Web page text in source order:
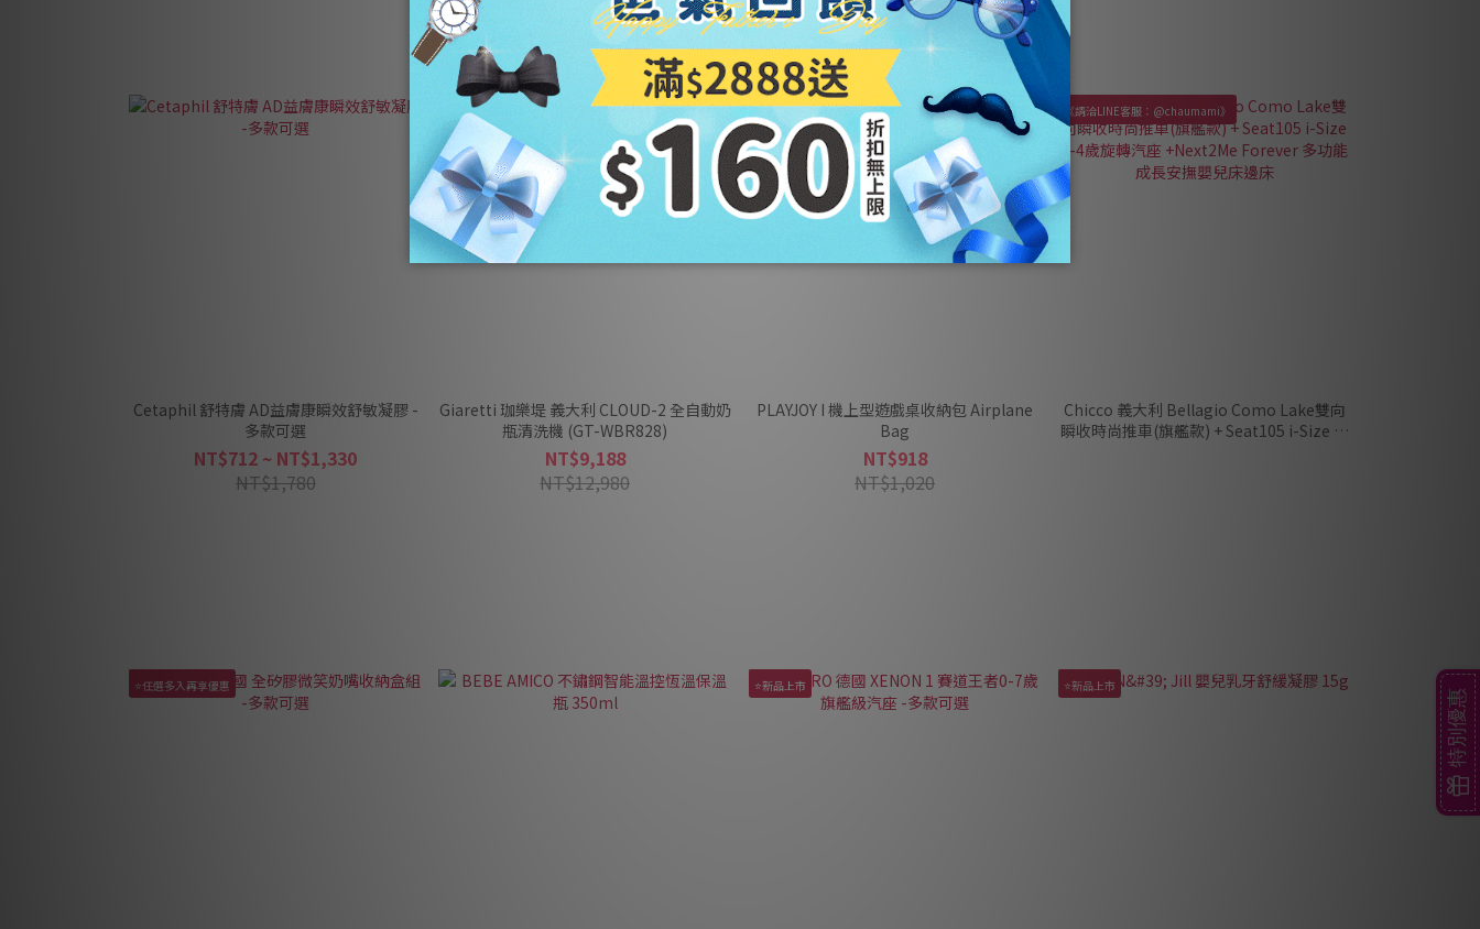
Cetaphil 舒特膚 AD益膚康瞬效舒敏凝膠 -
多款可選
NT$712 ~ NT$1,330
NT$1,780
⭐全新升級
Giaretti 珈樂堤 義大利 CLOUD-2 全自動奶
瓶清洗機 (GT-WBR828)
NT$9,188
NT$12,980
⭐新品上市
PLAYJOY I 機上型遊戲桌收納包 Airplane
Bag
NT$918
NT$1,020
《請洽LINE客服：@chaumami》
Chicco 義大利 Bellagio Como Lake雙向
瞬收時尚推車(旗艦款) + Seat105 i-Size 0-
⭐任選多入再享優惠 ⭐新品上市 ⭐新品上市
特別優惠